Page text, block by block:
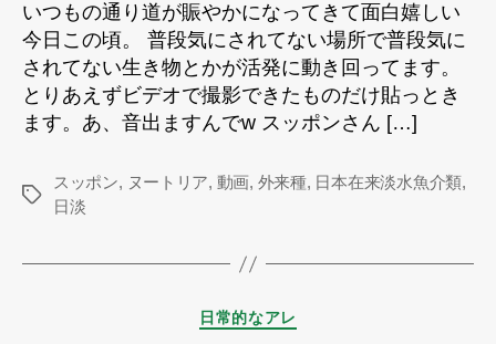
いつもの通り道が賑やかになってきて面白嬉しい
今日この頃。 普段気にされてない場所で普段気に
されてない生き物とかが活発に動き回ってます。
とりあえずビデオで撮影できたものだけ貼っとき
ます。あ、音出ますんでw スッポンさん […]
タ
スッポン, ヌートリア, 動画, 外来種, 日本在来淡水魚介類,
日淡
カ
日常的なアレ